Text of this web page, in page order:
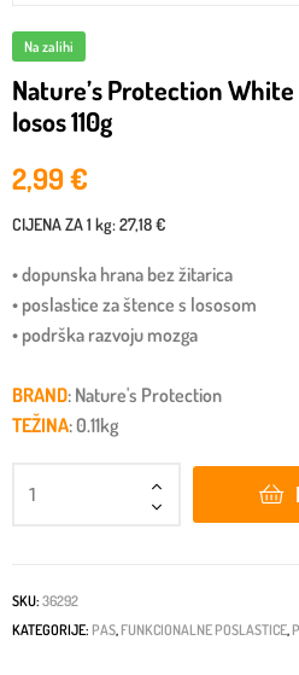
Na zalihi
Nature’s Protection
losos 110g
2,99€
CIJENA ZA1 kg:27,18 €
• dopunska hrana bez žitarica
• poslastice za štence s lososom
• podrška razvoju mozga
BRAND: Nature's Protection
TEŽINA: 0.11kg
SKU: 36292
KATEGORIJE: PAS, FUNKCIONALNE POSLASTICE,